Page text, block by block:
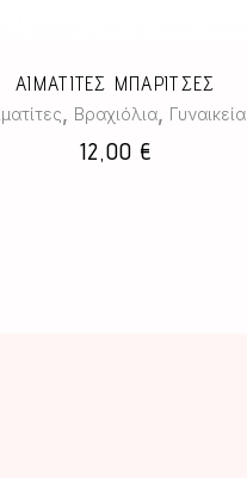
μπορούν
να
επιλεγούν
ΑΙΜΑΤΙΤΕΣ ΜΠΑΡΙΤΣΕΣ
Βραχιόλια Γυναικεία
12,00 €